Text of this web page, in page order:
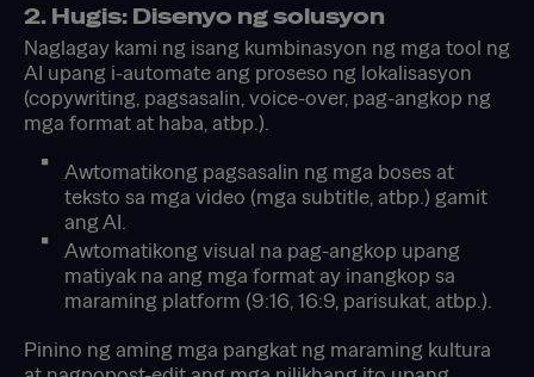
2. Hugis: Disenyo ng solusyon
Naglagay kami ng isang kumbinasyon ng mga tool ng
AI upang i-automate ang proseso ng lokalisasyon
(copywriting, pagsasalin, voice-over, pag-angkop ng
mga format at haba, atbp.).
Awtomatikong pagsasalin ng mga boses at
teksto sa mga video (mga subtitle, atbp.) gamit
ang AI.
Awtomatikong visual na pag-angkop upang
matiyak na ang mga format ay inangkop sa
maraming platform (9:16, 16:9, parisukat, atbp.).
Pinino ng aming mga pangkat ng maraming kultura